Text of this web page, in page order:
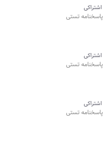
اشتراکی
پاسخنامه تستی
اشتراکی
پاسخنامه تستی
اشتراکی
پاسخنامه تستی